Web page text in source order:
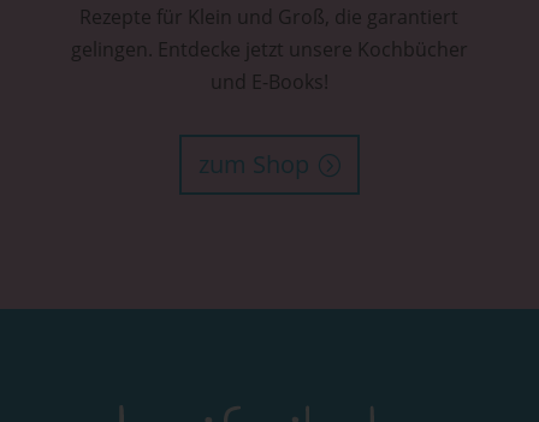
Rezepte für Klein und Groß, die garantiert
gelingen. Entdecke jetzt unsere Kochbücher
und E-Books!
zum Shop